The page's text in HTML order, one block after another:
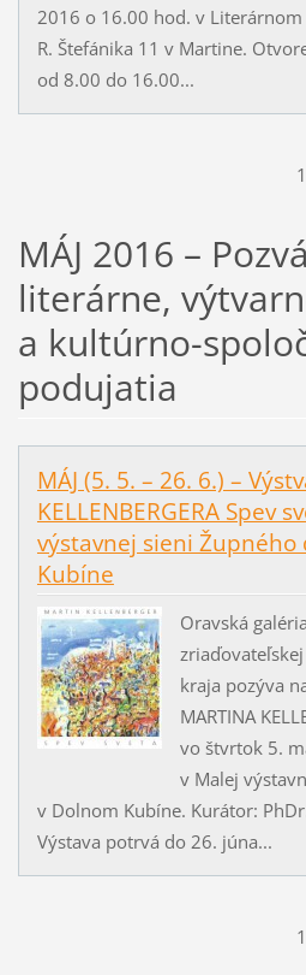
2016 o 16.00 hod. v Literárnom
R. Štefánika 11 v Martine.
od 8.00 do 16.00...
1
MÁJ 2016 –
literárne,
a kultúrno-
podujatia
MÁJ (5. 5. – 26. 6.) –
KELLENBERGERA Spev
výstavnej sieni
Kubíne
Oravská
kraja pozýva
MARTINA
vo štvrtok 5.
v Malej
v Dolnom Kubíne. Kurátor:
Výstava potrvá do 26. júna...
1